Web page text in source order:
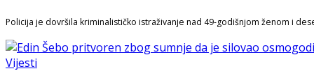
Policija je dovršila kriminalističko istraživanje nad 49-godišnjom ženom i
Vijesti